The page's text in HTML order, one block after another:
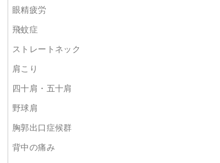
眼精疲労
飛蚊症
ストレートネック
肩こり
四十肩・五十肩
野球肩
胸郭出口症候群
背中の痛み